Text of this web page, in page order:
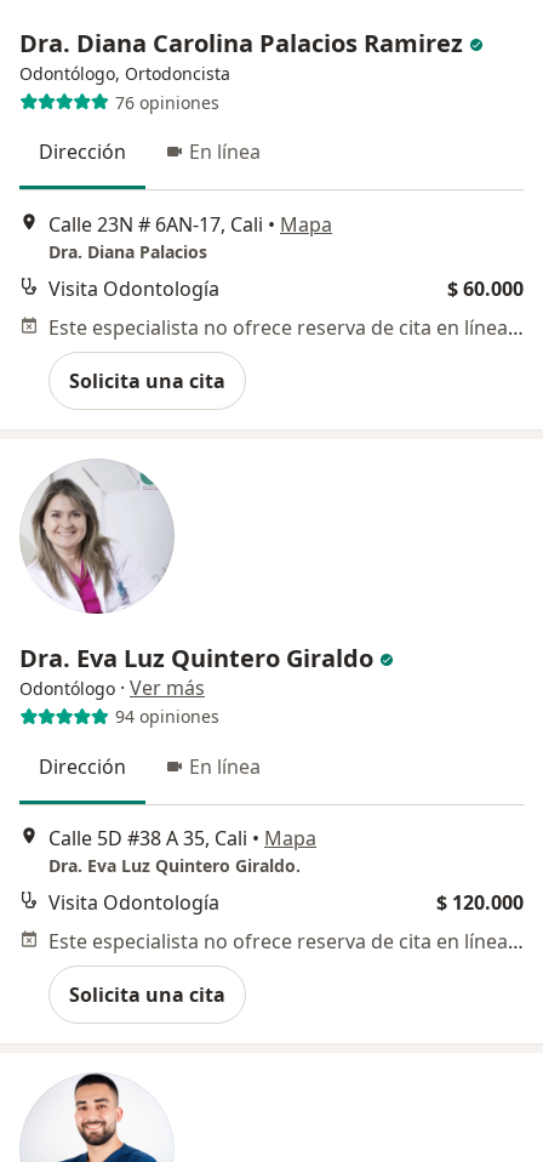
Dra. Diana Carolina Palacios Ramirez
Odontólogo, Ortodoncista
76 opiniones
Dirección En línea
Calle 23N # 6AN-17, Cali • Mapa
Dra. Diana Palacios
Visita Odontología
$ 60.000
Este especialista no ofrece reserva de cita en línea en esta dirección.
Solicita una cita
Dra. Eva Luz Quintero Giraldo
Odontólogo · Ver más
94 opiniones
Dirección En línea
Calle 5D #38 A 35, Cali • Mapa
Dra. Eva Luz Quintero Giraldo.
Visita Odontología
$ 120.000
Este especialista no ofrece reserva de cita en línea en esta dirección.
Solicita una cita